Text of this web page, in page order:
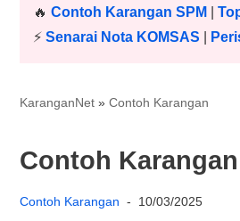
🔥 Contoh Karangan SPM
⚡️ Senarai Nota KOMSAS
KaranganNet» Contoh Karangan
Contoh
Contoh Karangan 10/03/2025